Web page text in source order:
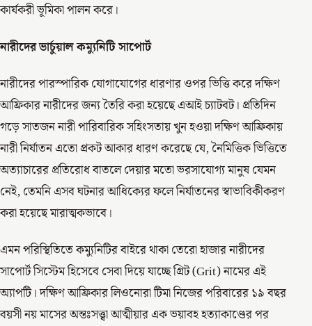
কার্যকরী ভূমিকা পালন করে।
নারীদের ভার্চুয়াল কম্যুনিটি সাপোর্ট
নারীদের পারস্পারিক যোগাযোগের ধারণার ওপর ভিত্তি করে দক্ষিণ
আফ্রিকার নারীদের জন্য তৈরি করা হয়েছে এআই চ্যাটবট। প্রতিদিন
গড়ে সাতজন নারী পারিবারিক সহিংসতায় খুন হওয়া দক্ষিণ আফ্রিকায়
নারী নির্যাতন এতো প্রকট আকার ধারণ করেছে যে, নৈমিত্তিক ভিত্তিতে
অত্যাচারের প্রতিরোধ বাতলে দেয়ার মতো ভরসাযোগ্য মানুষ যেমন
নেই, তেমনি এসব ঘটনার আধিক্যের ফলে নির্যাতনের স্বাভাবিকীকরণ
করা হয়েছে মারাত্মকভাবে।
এমন পরিস্থিতিতে কম্যুনিটির বাইরে থাকা তেরো হাজার নারীদের
সাপোর্ট সিস্টেম হিসেবে সেবা দিয়ে যাচ্ছে গ্রিট (Grit) নামের এই
অ্যাপটি। দক্ষিণ আফ্রিকার লিওনোরা টিমা নিজের পরিবারের ১৯ বছর
বয়সী নয় মাসের অন্তঃসত্ত্বা আত্মীয়ার এক ভয়াবহ হত্যাকাণ্ডের পর